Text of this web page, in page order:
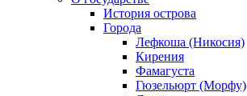
История острова
Города
Лефкоша (Никосия)
Кирения
Фамагуста
Гюзельюрт (Морфу)